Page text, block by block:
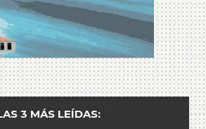
3 MÁS LEÍDAS: